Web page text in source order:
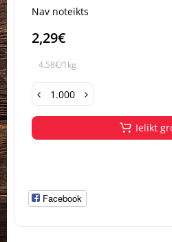
Nav noteikts
2,29€
4.58€/1kg
Ielikt
Facebook